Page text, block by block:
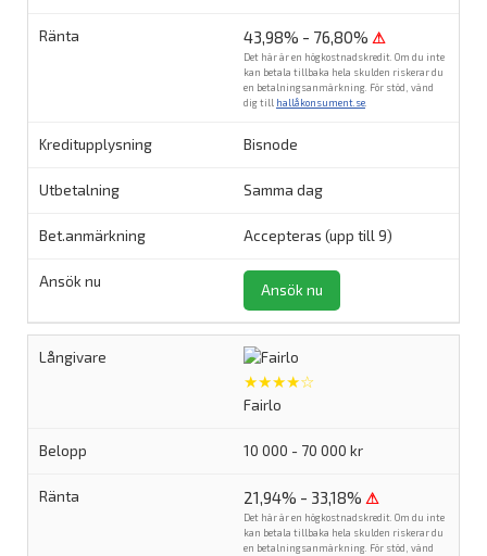
43,98% - 76,80% ⚠
Det här är en högkostnadskredit. Om du inte
kan betala tillbaka hela skulden riskerar du
en betalningsanmärkning. För stöd, vänd
dig till hallåkonsument.se
Bisnode
Samma dag
Accepteras (upp till 9)
Ansök nu
★★★★☆
Fairlo
10 000 - 70 000 kr
21,94% - 33,18% ⚠
Det här är en högkostnadskredit. Om du inte
kan betala tillbaka hela skulden riskerar du
en betalningsanmärkning. För stöd, vänd